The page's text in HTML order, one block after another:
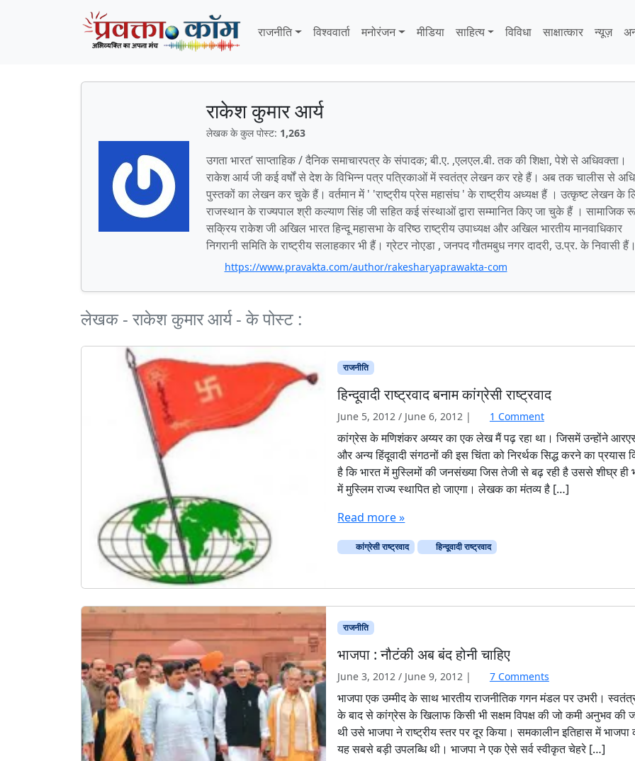
राजनीति
विश्ववार्ता मनोरंजन मीडिया साहित्‍य विविधा साक्षात्‍कार न्यूज़
राकेश कुमार आर्य
लेखक के कुल पोस्ट: 1,263
उगता भारत’ साप्ताहिक / दैनिक समाचारपत्र के संपादक; बी.ए. ,एलएल.बी. तक की शिक्षा, पेशे से अधिवक्ता।
राकेश आर्य जी कई वर्षों से देश के विभिन्न पत्र पत्रिकाओं में स्वतंत्र लेखन कर रहे हैं। अब तक चालीस से
पुस्तकों का लेखन कर चुके हैं। वर्तमान में ' 'राष्ट्रीय प्रेस महासंघ ' के राष्ट्रीय अध्यक्ष हैं । उत्कृष्ट लेखन के
राजस्थान के राज्यपाल श्री कल्याण सिंह जी सहित कई संस्थाओं द्वारा सम्मानित किए जा चुके हैं । सामाजिक
सक्रिय राकेश जी अखिल भारत हिन्दू महासभा के वरिष्ठ राष्ट्रीय उपाध्यक्ष और अखिल भारतीय मानवाधिकार
निगरानी समिति के राष्ट्रीय सलाहकार भी हैं। ग्रेटर नोएडा , जनपद गौतमबुध नगर दादरी, उ.प्र. के निवासी हैं।
https://www.pravakta.com/author/rakesharyaprawakta-com
लेखक - राकेश कुमार आर्य - के पोस्ट :
राजनीति
हिन्दूवादी राष्ट्रवाद बनाम कांग्रेसी राष्ट्रवाद
June 5, 2012 / June 6, 2012 | 1 Commento
हि
न्दू
वा
दी
कां
वा
द
कांग्रेस के मणिशंकर अय्यर का एक लेख मैं पढ़ रहा था। जिसमें उन्होंने
और अन्य हिंदूवादी संगठनों की इस चिंता को निरर्थक सिद्ध करने का प्रयास
है कि भारत में मुस्लिमों की जनसंख्या जिस तेजी से बढ़ रही है उससे शीघ्र ही
में मुस्लिम राज्य स्थापित हो जाएगा। लेखक का मंतव्य है […]
Read more »
कांग्रेसी राष्ट्रवाद हिन्दूवादी राष्ट्रवाद
राजनीति
भाजपा : नौटंकी अब बंद होनी चाहिए
June 3, 2012 / June 9, 2012 | 7 Commentso
भा
ज
पा
:
भाजपा एक उम्मीद के साथ भारतीय राजनीतिक गगन मंडल पर उभरी।
के बाद से कांग्रेस के खिलाफ किसी भी सक्षम विपक्ष की जो कमी अनुभव की
थी उसे भाजपा ने राष्ट्रीय स्तर पर दूर किया। समकालीन इतिहास में भाजपा
यह सबसे बड़ी उपलब्धि थी। भाजपा ने एक ऐसे सर्व स्वीकृत चेहरे […]